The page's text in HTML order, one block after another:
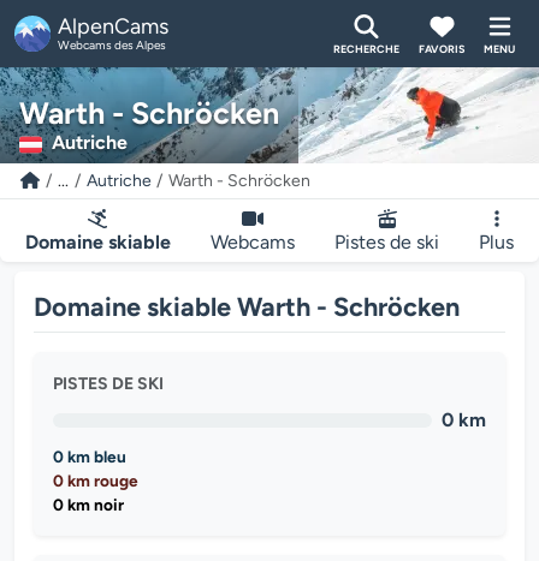
AlpenCams
Webcams des Alpes RECHERCHE FAVORIS MENU
Warth - Schröcken
Autriche
... Autriche Warth - Schröcken
Domaine skiable Webcams Pistes de ski Plus
Domaine skiable Warth - Schröcken
PISTES DE SKI
0 km
0 km bleu
0 km rouge
0 km noir